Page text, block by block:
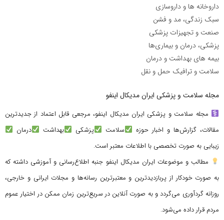
داروخانه ها و داروسازی
سبک زندگی، مد و فشن
صنعت و تجهیزات پزشکی
پزشکی، درمان و بیماری‌ها
بیمه های بهداشت و درمان
سلامت و ترافیک حمل و نقل
مجله سلامت و پزشکی ایران مدیکال اینفو
مجله سلامت و پزشکی ایران مدیکال اینفو، مرجعی قابل اعتماد از جدیدترین
مقالات، گزارش‌ها و اخبار حوزه
سلامت پزشکی بهداشت
درمان
زیبایی به صورت تخصصی با اطلاعات معتبر است.
مطالب و موضوعات ایران مدیکال اینفو جنبه اطلاع‌رسانی و آموزشی داشته که
به صورت خودکار از پربازدیدترین و معتبرترین رسانه‌ها و مجلات ایرانی و خارجی،
روزانه گردآوری می‌گردد و به صورت آنلاین در سریع‌ترین زمان ممکن در اختیار عموم
مردم قرار داده می‌شود.